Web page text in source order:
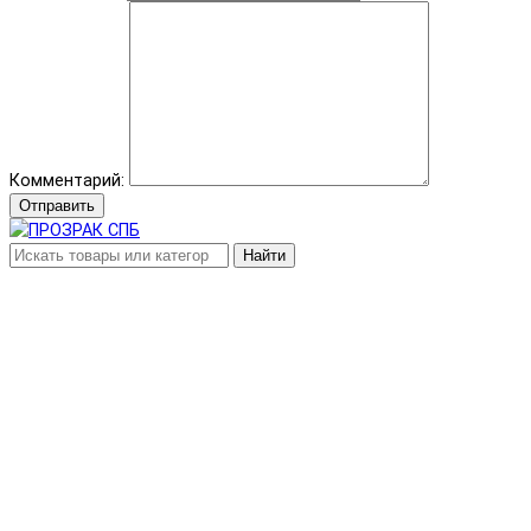
Комментарий:
Отправить
Найти